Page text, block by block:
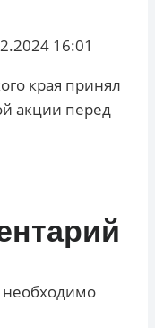
16:01
края принял
акции перед